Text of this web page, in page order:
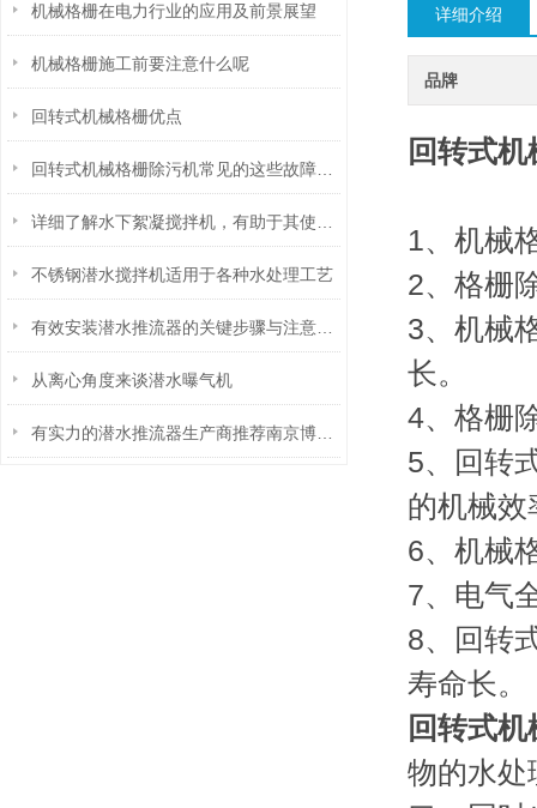
机械格栅在电力行业的应用及前景展望
机械格栅施工前要注意什么呢
回转式机械格栅优点
不锈钢潜水搅拌机适用于各种水处理工艺
从离心角度来谈潜水曝气机
详细介绍
品牌
回转式
1、机械
2、格栅
3、机械
长。
4、格栅
5、回转
的机械效
6、机械
7、电气
8、回转
寿命长。
回转式
物的水处